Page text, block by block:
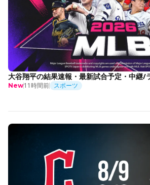
大谷翔平の結果速報・最新試合予定・中継/
New11時間前 スポーツ